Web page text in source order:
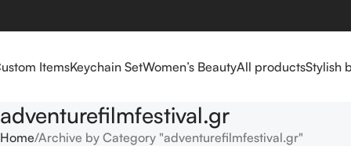
ItemsKeychain SetWomen’s BeautyAll productsStylish
adventurefilmfestival.gr
Home Archive by Category "adventurefilmfestival.gr"